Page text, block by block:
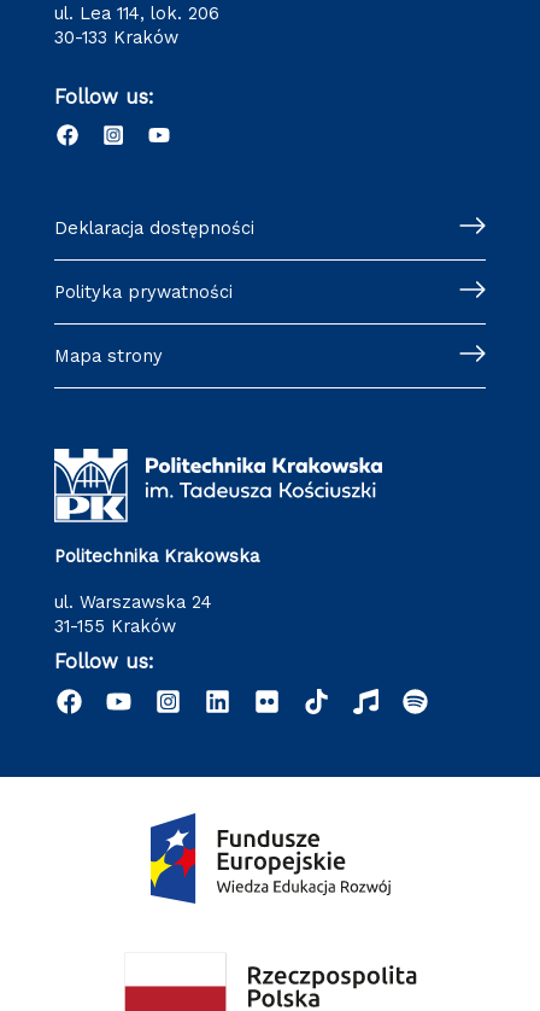
ul. Lea 114, lok. 206
30-133 Kraków
Follow us:
Deklaracja dostępności
Polityka prywatności
Mapa strony
Politechnika Krakowska
ul. Warszawska 24
31-155 Kraków
Follow us: